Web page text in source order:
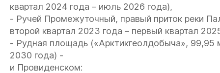
квартал 2024 года – июль 2026 года),
- Ручей Промежуточный, правый приток реки
второй квартал 2023 года – первый квартал
- Рудная площадь («Арктикгеолдобыча», 99,95
2030 года) -
и Провиденском: